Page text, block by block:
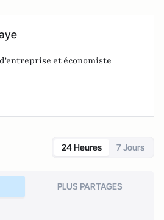
et économiste
24 Heures 7 Jours
PLUS PARTAGES